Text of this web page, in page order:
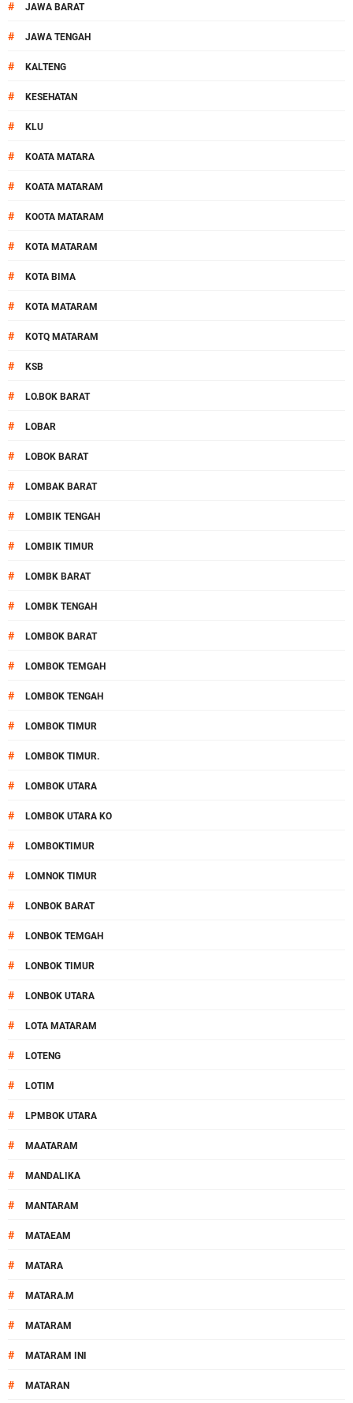
# JAWA BARAT
# JAWA TENGAH
# KALTENG
# KESEHATAN
# KLU
# KOATA MATARA
# KOATA MATARAM
# KOOTA MATARAM
# KOTA MATARAM
# KOTA BIMA
# KOTA MATARAM
# KOTQ MATARAM
# KSB
# LO.BOK BARAT
# LOBAR
# LOBOK BARAT
# LOMBAK BARAT
# LOMBIK TENGAH
# LOMBIK TIMUR
# LOMBK BARAT
# LOMBK TENGAH
# LOMBOK BARAT
# LOMBOK TEMGAH
# LOMBOK TENGAH
# LOMBOK TIMUR
# LOMBOK TIMUR.
# LOMBOK UTARA
# LOMBOK UTARA KO
# LOMBOKTIMUR
# LOMNOK TIMUR
# LONBOK BARAT
# LONBOK TEMGAH
# LONBOK TIMUR
# LONBOK UTARA
# LOTA MATARAM
# LOTENG
# LOTIM
# LPMBOK UTARA
# MAATARAM
# MANDALIKA
# MANTARAM
# MATAEAM
# MATARA
# MATARA.M
# MATARAM
# MATARAM INI
# MATARAN